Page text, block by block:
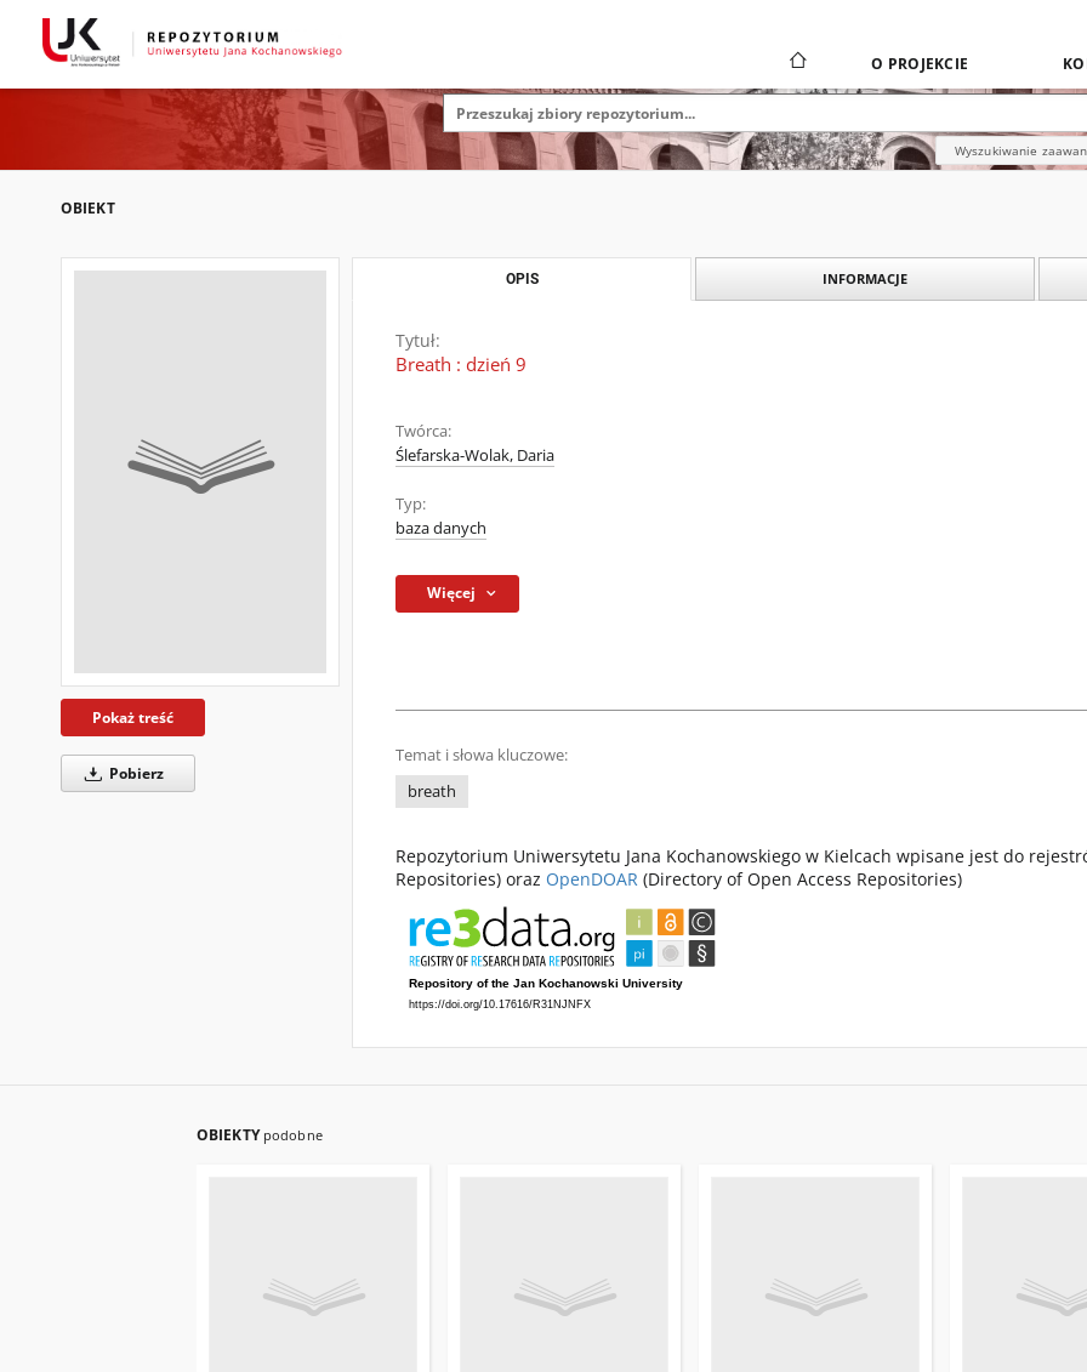
O PROJEKCIE
Wyszukiwanie
OBIEKT
Pokaż treść
Pobierz
OPIS INFORMACJE
Tytuł:
Breath : dzień 9
Twórca:
Ślefarska-Wolak, Daria
Typ:
baza danych
Więcej
Temat i słowa kluczowe:
breath
Repozytorium Uniwersytetu Jana Kochanowskiego w Kielcach wpisane jest do
Repositories) oraz OpenDOAR (Directory of Open Access Repositories)
OBIEKTY podobne